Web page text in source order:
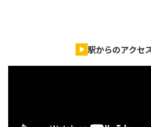
駅からのアクセ